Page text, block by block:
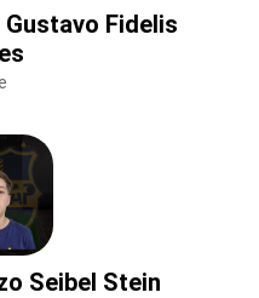
Gustavo Fidelis
Seibel Stein